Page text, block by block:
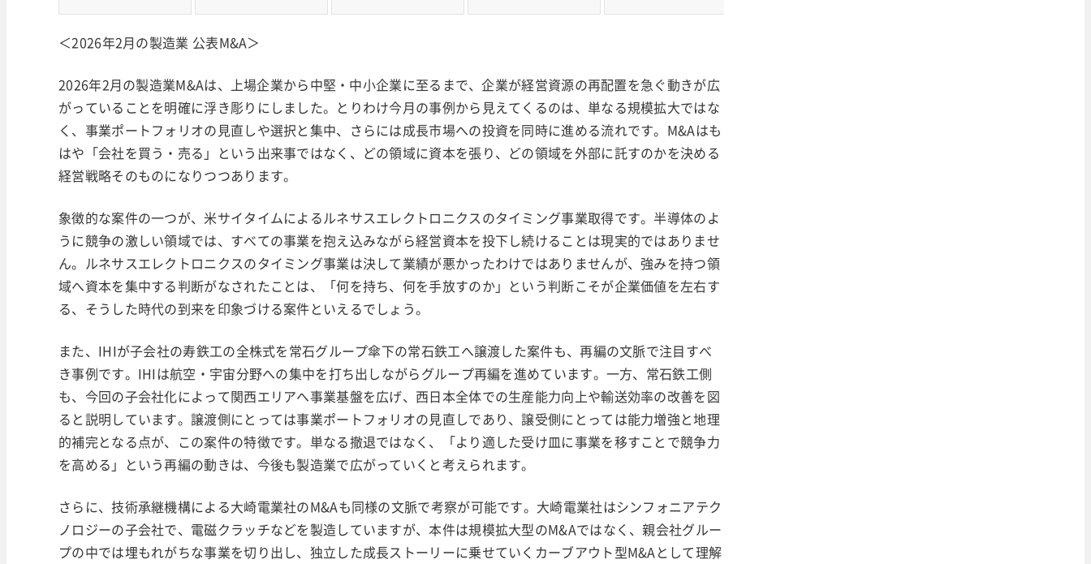
＜2026年2月の製造業 公表M&A＞
2026年2月の製造業M&Aは、上場企業から中堅・中小企業に至るまで、企業が経営資源の再配置を急ぐ動きが広
がっていることを明確に浮き彫りにしました。とりわけ今月の事例から見えてくるのは、単なる規模拡大ではな
く、事業ポートフォリオの見直しや選択と集中、さらには成長市場への投資を同時に進める流れです。M&Aはも
はや「会社を買う・売る」という出来事ではなく、どの領域に資本を張り、どの領域を外部に託すのかを決める
経営戦略そのものになりつつあります。
象徴的な案件の一つが、米サイタイムによるルネサスエレクトロニクスのタイミング事業取得です。半導体のよ
うに競争の激しい領域では、すべての事業を抱え込みながら経営資本を投下し続けることは現実的ではありませ
ん。ルネサスエレクトロニクスのタイミング事業は決して業績が悪かったわけではありませんが、強みを持つ領
域へ資本を集中する判断がなされたことは、「何を持ち、何を手放すのか」という判断こそが企業価値を左右す
る、そうした時代の到来を印象づける案件といえるでしょう。
また、IHIが子会社の寿鉄工の全株式を常石グループ傘下の常石鉄工へ譲渡した案件も、再編の文脈で注目すべ
き事例です。IHIは航空・宇宙分野への集中を打ち出しながらグループ再編を進めています。一方、常石鉄工側
も、今回の子会社化によって関西エリアへ事業基盤を広げ、西日本全体での生産能力向上や輸送効率の改善を図
ると説明しています。譲渡側にとっては事業ポートフォリオの見直しであり、譲受側にとっては能力増強と地理
的補完となる点が、この案件の特徴です。単なる撤退ではなく、「より適した受け皿に事業を移すことで競争力
を高める」という再編の動きは、今後も製造業で広がっていくと考えられます。
さらに、技術承継機構による大崎電業社のM&Aも同様の文脈で考察が可能です。大崎電業社はシンフォニアテク
ノロジーの子会社で、電磁クラッチなどを製造していますが、本件は規模拡大型のM&Aではなく、親会社グルー
プの中では埋もれがちな事業を切り出し、独立した成長ストーリーに乗せていくカーブアウト型M&Aとして理解